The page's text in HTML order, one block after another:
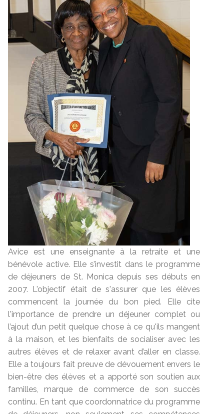
Avice est une enseignante à la retraite et une
bénévole active. Elle s’investit dans le programme
de déjeuners de St. Monica depuis ses débuts en
2007. L'objectif était de s'assurer que les élèves
commencent la journée du bon pied. Elle cite
l'importance de prendre un déjeuner complet ou
l’ajout d’un petit quelque chose à ce qu'ils mangent
à la maison, et les bienfaits de socialiser avec les
autres élèves et de relaxer avant d’aller en classe.
Elle a toujours fait preuve de dévouement envers le
bien-être des élèves et a apporté son soutien aux
familles, marque de commerce de son succès
continu. En tant que coordonnatrice du programme